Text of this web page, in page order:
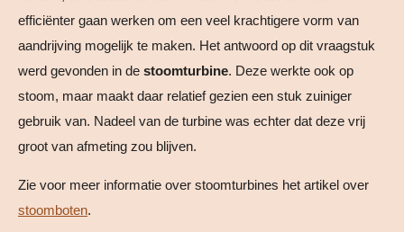
efficiënter gaan werken om een veel krachtigere vorm van
aandrijving mogelijk te maken. Het antwoord op dit vraagstuk
werd gevonden in de stoomturbine. Deze werkte ook op
stoom, maar maakt daar relatief gezien een stuk zuiniger
gebruik van. Nadeel van de turbine was echter dat deze vrij
groot van afmeting zou blijven.
Zie voor meer informatie over stoomturbines het artikel over
stoomboten.